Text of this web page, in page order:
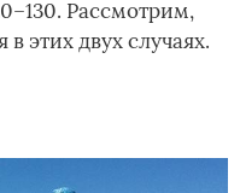
Рассмотрим,
этих двух случаях.